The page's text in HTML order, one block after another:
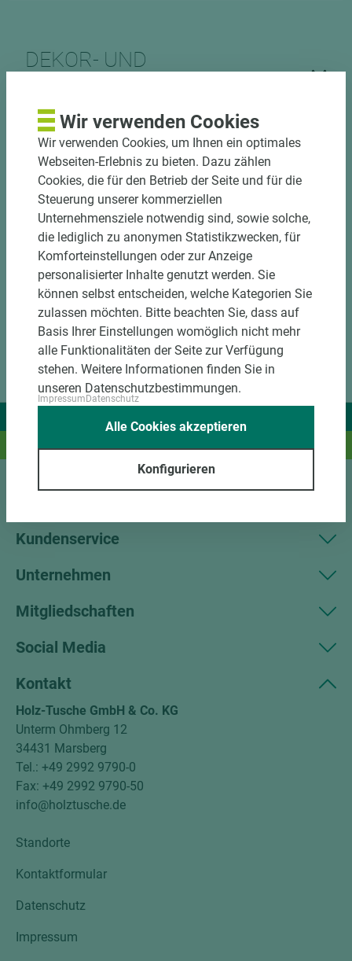
DEKOR- UND
DOWNLOADS
Und das passende Holz dazu.
Kundenservice
Unternehmen
Mitgliedschaften
Social Media
Kontakt
Holz-Tusche GmbH & Co. KG
Unterm Ohmberg 12
34431 Marsberg
Tel.: +49 2992 9790-0
Fax: +49 2992 9790-50
info@holztusche.de
Standorte
Kontaktformular
Datenschutz
Impressum
Wir verwenden Cookies
Wir verwenden Cookies, um Ihnen ein optimales
Webseiten-Erlebnis zu bieten. Dazu zählen
Cookies, die für den Betrieb der Seite und für die
Steuerung unserer kommerziellen
Unternehmensziele notwendig sind, sowie solche,
die lediglich zu anonymen Statistikzwecken, für
Komforteinstellungen oder zur Anzeige
personalisierter Inhalte genutzt werden. Sie
können selbst entscheiden, welche Kategorien Sie
zulassen möchten. Bitte beachten Sie, dass auf
Basis Ihrer Einstellungen womöglich nicht mehr
alle Funktionalitäten der Seite zur Verfügung
stehen. Weitere Informationen finden Sie in
unseren Datenschutzbestimmungen.
ImpressumDatenschutz
Konfigurieren
Alle Cookies akzeptieren